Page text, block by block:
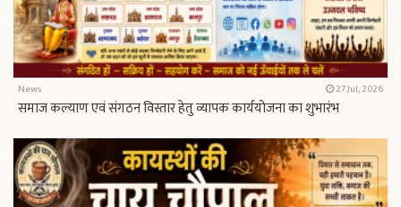
News 27 Jul, 2026
समाज कल्याण एवं संगठन विस्तार हेतु व्यापक कार्ययोजना का शुभारंभ